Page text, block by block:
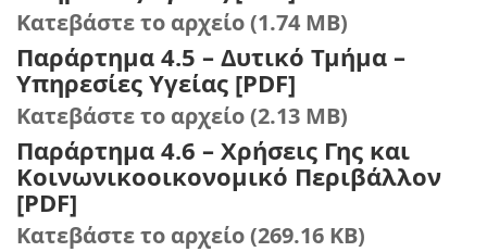
Κατεβάστε το αρχείο (1.74 MB)
Παράρτημα 4.5 – Δυτικό Τμήμα –
Υπηρεσίες Υγείας [PDF]
Κατεβάστε το αρχείο (2.13 MB)
Παράρτημα 4.6 – Χρήσεις Γης και
Κοινωνικοοικονομικό Περιβάλλον
[PDF]
Κατεβάστε το αρχείο (269.16 KB)